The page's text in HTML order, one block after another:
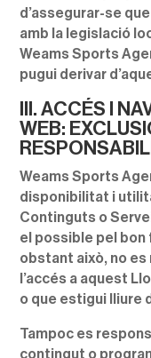
d’assegurar-se
amb la legislació
Weams Sports
pugui derivar
III. ACCÉS I
WEB:
Weams Sports
disponibilitat i
Continguts o
el possible pel bon
obstant això, no
l’accés a aquest
o que estigui lliure
Tampoc es
contingut o